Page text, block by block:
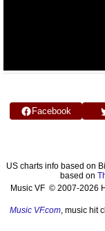
Facebook
US charts info based on
based on
Music VF © 2007-2026
Music VF.com, music hit